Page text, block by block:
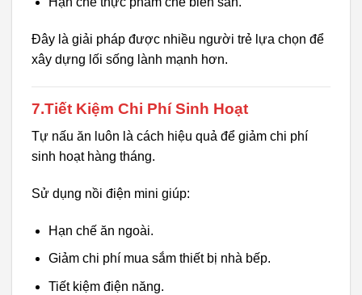
Đây là giải pháp được nhiều người trẻ lựa chọn để
xây dựng lối sống lành mạnh hơn.
7.Tiết Kiệm Chi Phí Sinh Hoạt
Tự nấu ăn luôn là cách hiệu quả để giảm chi phí
sinh hoạt hàng tháng.
Sử dụng nồi điện mini giúp:
Hạn chế ăn ngoài.
Giảm chi phí mua sắm thiết bị nhà bếp.
Tiết kiệm điện năng.